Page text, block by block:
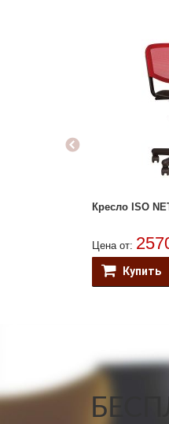
Кресло ISO
Цена от:
Купить